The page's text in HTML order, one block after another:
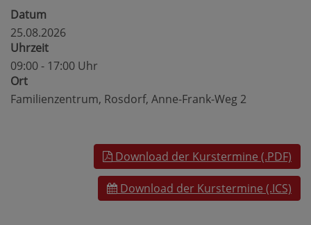
Datum
25.08.2026
Uhrzeit
09:00 - 17:00 Uhr
Ort
Familienzentrum, Rosdorf, Anne-Frank-Weg 2
Download der Kurstermine (.PDF)
Download der Kurstermine (.ICS)